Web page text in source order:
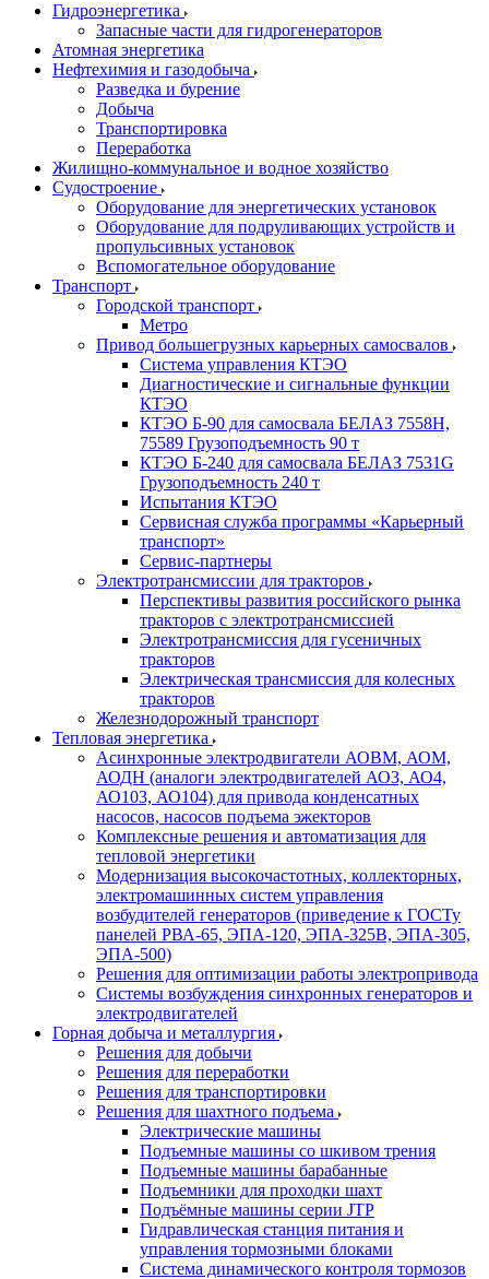
Гидроэнергетика
Запасные части для гидрогенераторов
Атомная энергетика
Нефтехимия и газодобыча
Разведка и бурение
Добыча
Транспортировка
Переработка
Жилищно-коммунальное и водное хозяйство
Судостроение
Оборудование для энергетических установок
Оборудование для подруливающих устройств и
пропульсивных установок
Вспомогательное оборудование
Транспорт
Городской транспорт
Метро
Привод большегрузных карьерных самосвалов
Система управления КТЭО
Диагностические и сигнальные функции
КТЭО
КТЭО Б-90 для самосвала БЕЛАЗ 7558H,
75589 Грузоподъемность 90 т
КТЭО Б-240 для самосвала БЕЛАЗ 7531G
Грузоподъемность 240 т
Испытания КТЭО
Сервисная служба программы «Карьерный
транспорт»
Сервис-партнеры
Электротрансмиссии для тракторов
Перспективы развития российского рынка
тракторов с электротрансмиссией
Электротрансмиссия для гусеничных
тракторов
Электрическая трансмиссия для колесных
тракторов
Железнодорожный транспорт
Тепловая энергетика
Асинхронные электродвигатели АОВМ, АОМ,
АОДН (аналоги электродвигателей АО3, АО4,
АО103, АО104) для привода конденсатных
насосов, насосов подъема эжекторов
Комплексные решения и автоматизация для
тепловой энергетики
Модернизация высокочастотных, коллекторных,
электромашинных систем управления
возбудителей генераторов (приведение к ГОСТу
панелей РВА-65, ЭПА-120, ЭПА-325В, ЭПА-305,
ЭПА-500)
Решения для оптимизации работы электропривода
Системы возбуждения синхронных генераторов и
электродвигателей
Горная добыча и металлургия
Решения для добычи
Решения для переработки
Решения для транспортировки
Решения для шахтного подъема
Электрические машины
Подъемные машины со шкивом трения
Подъемные машины барабанные
Подъемники для проходки шахт
Подъёмные машины серии JTP
Гидравлическая станция питания и
управления тормозными блоками
Система динамического контроля тормозов